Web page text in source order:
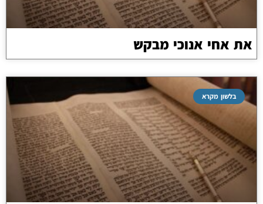
את אחי אנוכי מבקש
בלשון מקרא